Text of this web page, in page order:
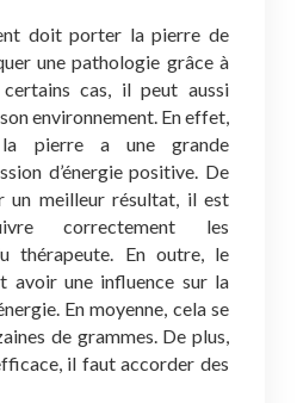
doit porter la pierre de
une pathologie grâce à
cas, il peut aussi
environnement. En effet,
la pierre a une grande
d’énergie positive. De
meilleur résultat, il est
correctement les
thérapeute. En outre, le
avoir une influence sur la
En moyenne, cela se
de grammes. De plus,
il faut accorder des